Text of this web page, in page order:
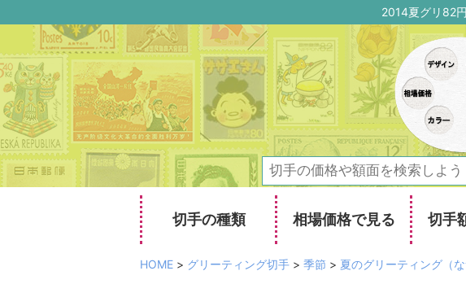
2014夏グリ82
切手の種類 相場価格で見る 切手
HOME > グリーティング切手 > 季節 > 夏のグリーティング（